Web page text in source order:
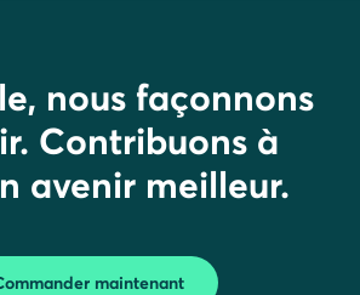
nous façonnons
Contribuons à
avenir meilleur.
maintenant